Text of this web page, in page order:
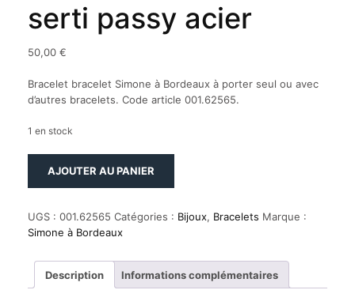
serti passy acier
50,00 €
Bracelet bracelet Simone à Bordeaux à porter seul ou avec
d’autres bracelets. Code article 001.62565.
1 en stock
à
bordeaux
maxi
serti
AJOUTER AU PANIER
UGS : 001.62565 Catégories : Bijoux, Bracelets Marque :
Simone à Bordeaux
Description Informations complémentaires